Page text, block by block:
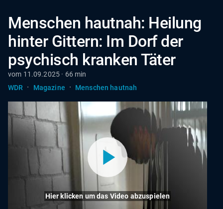
Menschen hautnah: Heilung
hinter Gittern: Im Dorf der
psychisch kranken Täter
vom 11.09.2025 · 66 min
WDR
· Magazine · Menschen hautnah
Hier klicken um das Video abzuspielen